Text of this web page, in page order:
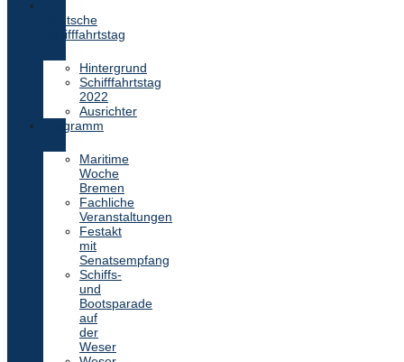
Deutsche
Schifffahrtstag
Hintergrund
Schifffahrtstag
2022
Ausrichter
Programm
Maritime
Woche
Bremen
Fachliche
Veranstaltungen
Festakt
mit
Senatsempfang
Schiffs-
und
Bootsparade
auf
der
Weser